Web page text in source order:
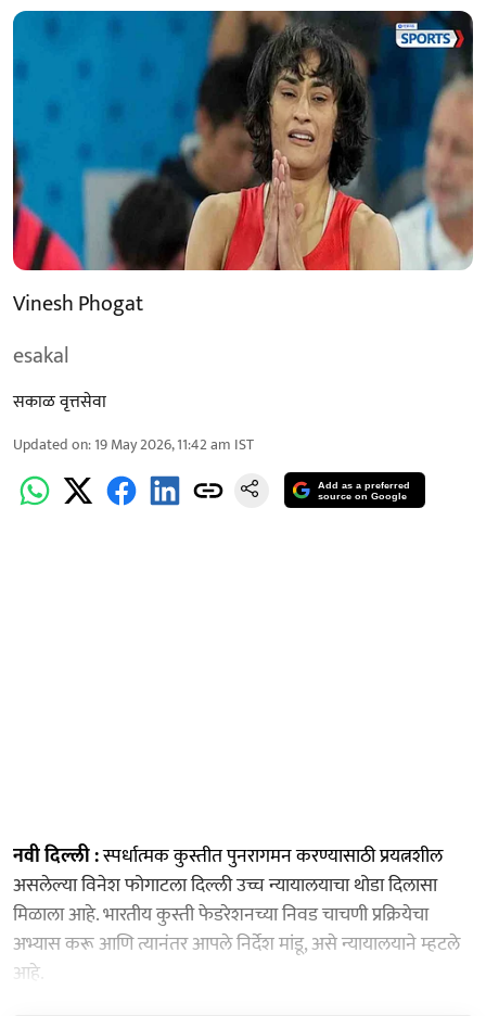
Vinesh Phogat
esakal
सकाळ वृत्तसेवा
Updated on:19 May 2026, 11:42 am IST
Add as a preferred
source on Google
नवी दिल्ली :स्पर्धात्मक कुस्तीत पुनरागमन करण्यासाठी प्रयत्नशील
असलेल्या विनेश फोगाटला दिल्ली उच्च न्यायालयाचा थोडा दिलासा
मिळाला आहे. भारतीय कुस्ती फेडरेशनच्या निवड चाचणी प्रक्रियेचा
अभ्यास करू आणि त्यानंतर आपले निर्देश मांडू, असे न्यायालयाने म्हटले
आहे.